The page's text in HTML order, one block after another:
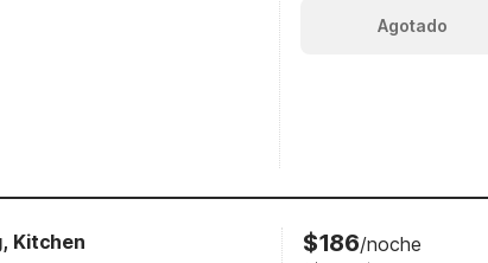
Agotado
Kitchen $186/noche